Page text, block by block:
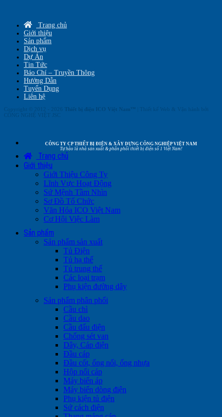
Trang chủ
Giới thiệu
Sản phẩm
Dịch vụ
Dự Án
Tin Tức
Báo Chí – Truyền Thông
Hướng Dẫn
Tuyển Dụng
Liên hệ
Copyright © 2012 - 2026 Thiết bị điện ICO Việt Nam™ | Thiết kế Web & Vận hành bởi
CÔNG NGHỆ VIỆT JSC
CÔNG TY CP THIẾT BỊ ĐIỆN & XÂY DỰNG CÔNG NGHIỆP VIỆT NAM
Tự hào là nhà sản xuất & phân phối thiết bị điện số 1 Việt Nam!
Trang chủ
Giới thiệu
Giới Thiệu Công Ty
Lĩnh Vực Hoạt Động
Sứ Mệnh Tầm Nhìn
Sơ Đồ Tổ Chức
Văn Hóa ICO Việt Nam
Cơ Hội Việc Làm
Sản phẩm
Sản phẩm sản xuất
Tủ Điện
Tủ hạ thế
Tủ trung thế
Các loại trạm
Phụ kiện đường dây
Sản phẩm phân phối
Cầu chì
Cầu dao
Cầu đấu điện
Chống sét van
Dây, Cáp điện
Đầu cáp
Đầu cốt, ống nối, ống nhựa
Hộp nối cáp
Máy biến áp
Máy biến dòng điện
Phụ kiện tủ điện
Sứ cách điện